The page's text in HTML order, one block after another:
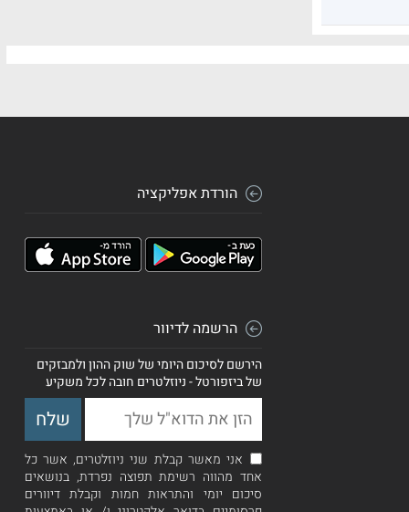
הורדת אפליקציה
הרשמה לדיוור
הירשם לסיכום היומי של שוק ההון ולמבזקים
של ביזפורטל - ניוזלטרים חובה לכל משקיע
אני מאשר קבלת שני ניוזלטרים, אשר כל
אחד מהווה רשימת תפוצה נפרדת, בנושאים
סיכום יומי והתראות חמות וקבלת דיוורים